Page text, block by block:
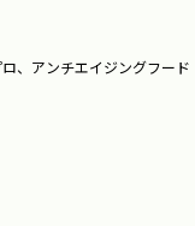
、アンチエイジングフード